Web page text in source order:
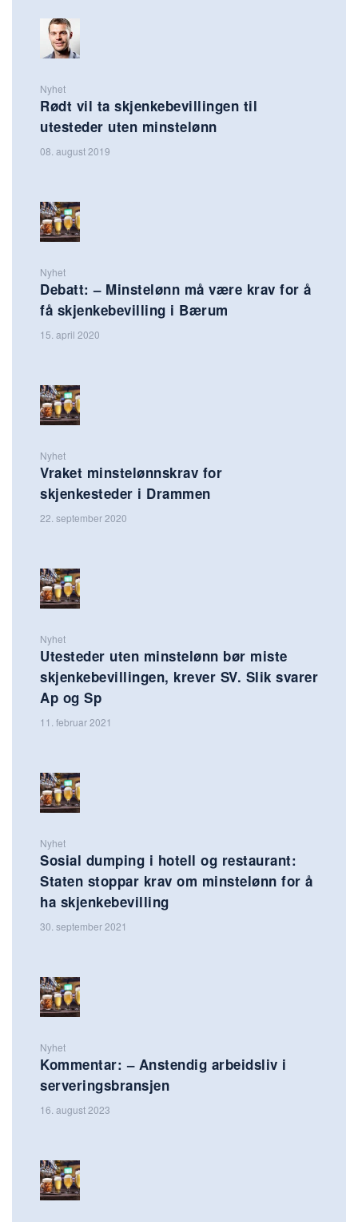
Nyhet
Rødt vil ta skjenkebevillingen til
utesteder uten minstelønn
08. august 2019
Nyhet
Debatt: – Minstelønn må være krav for å
få skjenkebevilling i Bærum
15. april 2020
Nyhet
Vraket minstelønnskrav for
skjenkesteder i Drammen
22. september 2020
Nyhet
Utesteder uten minstelønn bør miste
skjenkebevillingen, krever SV. Slik svarer
Ap og Sp
11. februar 2021
Nyhet
Sosial dumping i hotell og restaurant:
Staten stoppar krav om minstelønn for å
ha skjenkebevilling
30. september 2021
Nyhet
Kommentar: – Anstendig arbeidsliv i
serveringsbransjen
16. august 2023